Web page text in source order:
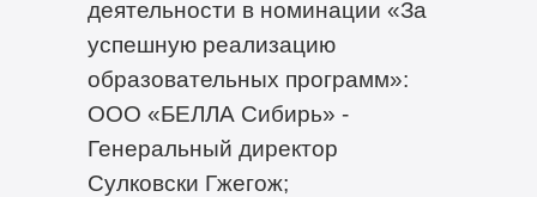
деятельности в номинации «За
успешную реализацию
образовательных программ»:
ООО «БЕЛЛА Сибирь» -
Генеральный директор
Сулковски Гжегож;